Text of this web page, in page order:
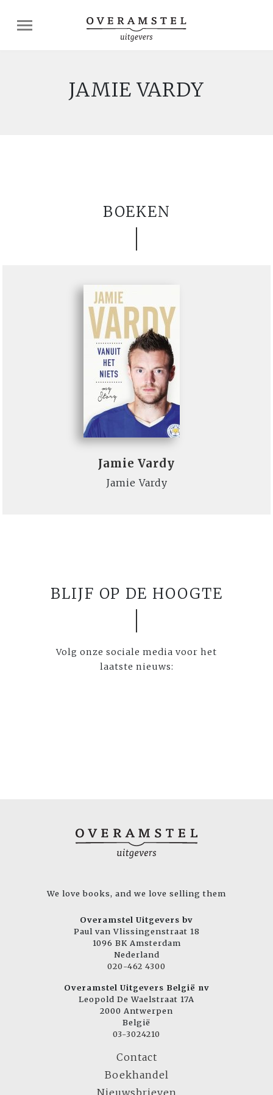
JAMIE VARDY
BOEKEN
Jamie Vardy
Jamie Vardy
BLIJF OP DE HOOGTE
Volg onze sociale media voor het
laatste nieuws:
We love books, and we love selling them
Overamstel Uitgevers bv
Paul van Vlissingenstraat 18
1096 BK Amsterdam
Nederland
020-462 4300
Overamstel Uitgevers België nv
Leopold De Waelstraat 17A
2000 Antwerpen
België
03-3024210
Contact
Boekhandel
Nieuwsbrieven